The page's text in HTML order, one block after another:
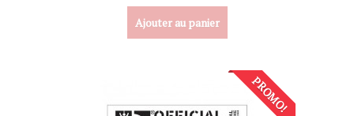
Ajouter au panier
PROMO!